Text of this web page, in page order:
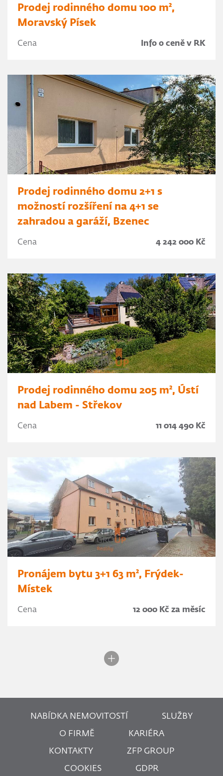
Prodej rodinného domu 100 m²,
Moravský Písek
Cena Info o ceně v RK
Prodej rodinného domu 2+1 s
možností rozšíření na 4+1 se
zahradou a garáží, Bzenec
Cena 4 242 000 Kč
Prodej rodinného domu 205 m², Ústí
nad Labem - Střekov
Cena 11 014 490 Kč
Pronájem bytu 3+1 63 m², Frýdek-
Místek
Cena 12 000 Kč za měsíc
NABÍDKA NEMOVITOSTÍ SLUŽBY
O FIRMĚ KARIÉRA
KONTAKTY ZFP GROUP
COOKIES GDPR